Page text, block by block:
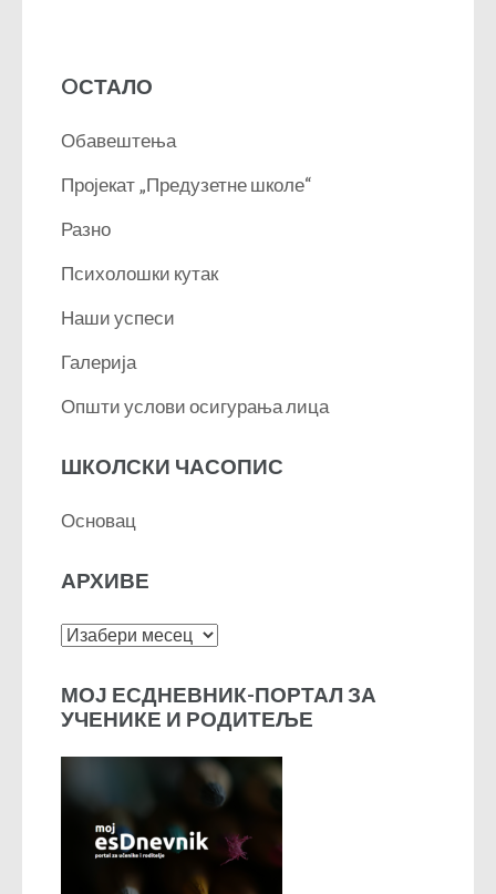
OСТАЛО
Обавештења
Пројекат „Предузетне школе“
Разно
Психолошки кутак
Наши успеси
Галерија
Општи услови осигурања лица
ШКОЛСКИ ЧАСОПИС
Основац
АРХИВЕ
Архиве
МОЈ ЕСДНЕВНИК-ПОРТАЛ ЗА
УЧЕНИКЕ И РОДИТЕЉЕ